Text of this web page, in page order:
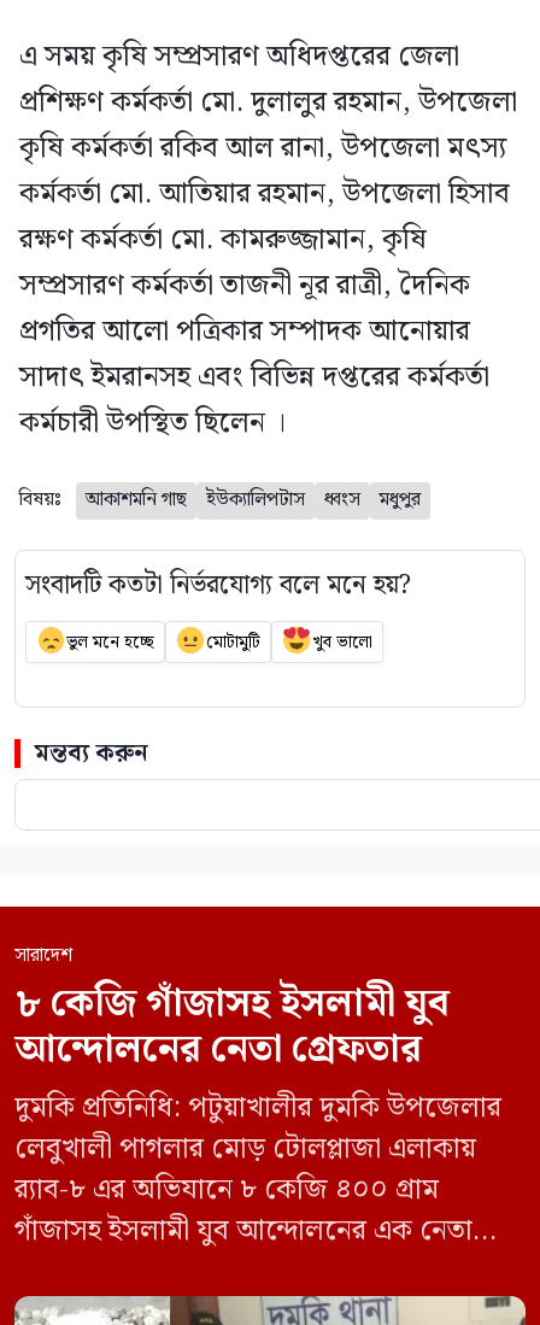
এ সময় কৃষি সম্প্রসারণ অধিদপ্তরের জেলা
প্রশিক্ষণ কর্মকর্তা মো. দুলালুর রহমান, উপজেলা
কৃষি কর্মকর্তা রকিব আল রানা, উপজেলা মৎস্য
কর্মকর্তা মো. আতিয়ার রহমান, উপজেলা হিসাব
রক্ষণ কর্মকর্তা মো. কামরুজ্জামান, কৃষি
সম্প্রসারণ কর্মকর্তা তাজনী নূর রাত্রী, দৈনিক
প্রগতির আলো পত্রিকার সম্পাদক আনোয়ার
সাদাৎ ইমরানসহ এবং বিভিন্ন দপ্তরের কর্মকর্তা
কর্মচারী উপস্থিত ছিলেন ।
বিষয়ঃ আকাশমনি গাছ ইউক্যালিপটাস ধ্বংস মধুপুর
সংবাদটি কতটা নির্ভরযোগ্য বলে মনে হয়?
ভুল মনে হচ্ছে মোটামুটি খুব ভালো
মন্তব্য করুন
সারাদেশ
৮ কেজি গাঁজাসহ ইসলামী যুব
আন্দোলনের নেতা গ্রেফতার
দুমকি প্রতিনিধি: পটুয়াখালীর দুমকি উপজেলার
লেবুখালী পাগলার মোড় টোলপ্লাজা এলাকায়
র‍্যাব-৮ এর অভিযানে ৮ কেজি ৪০০ গ্রাম
গাঁজাসহ ইসলামী যুব আন্দোলনের এক নেতাকে
ভিত্তিতে অভিযান চালিয়ে মাদক চক্রের আরও